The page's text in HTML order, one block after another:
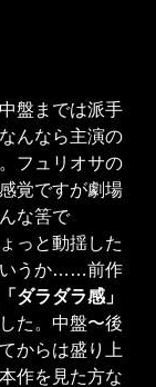
盤までは派手
んなら主演の
フュリオサの
覚ですが劇場
な筈で
っと動揺した
いうか……前作
「ダラダラ感」
た。中盤〜後
からは盛り上
作を見た方な